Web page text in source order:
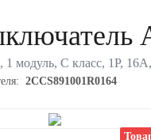
модуль, C класс, 1P,
2CCS891001R0164